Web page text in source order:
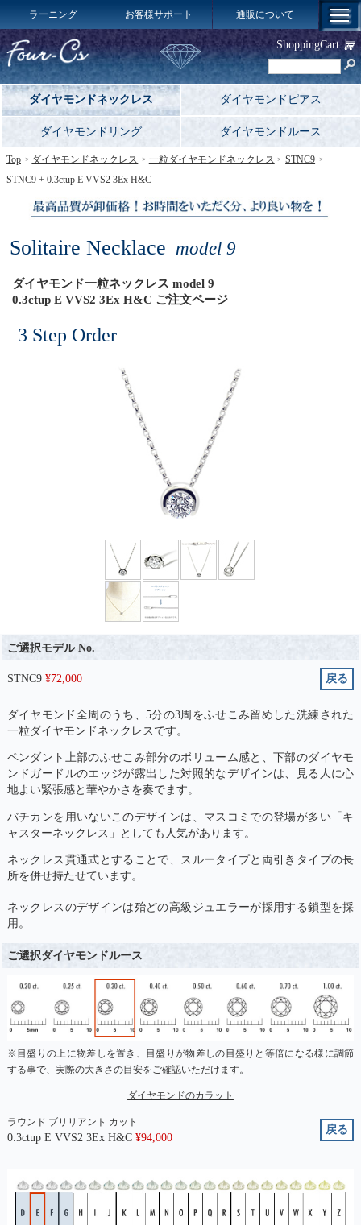
ラーニング お客様サポート 通販について
ダイヤモンドネックレス ダイヤモンドピアス
ダイヤモンドリング ダイヤモンドルース
Solitaire Necklace model 9
ダイヤモンド一粒ネックレス model 9
0.3ctup E VVS2 3Ex H&C ご注文ページ
3 Step Order
ご選択モデル No.
STNC9 ¥72,000 戻る
ダイヤモンド全周のうち、5分の3周をふせこみ留めした洗練された
一粒ダイヤモンドネックレスです。
ペンダント上部のふせこみ部分のボリューム感と、下部のダイヤモ
ンドガードルのエッジが露出した対照的なデザインは、見る人に心
地よい緊張感と華やかさを奏でます。
バチカンを用いないこのデザインは、マスコミでの登場が多い「キ
ャスターネックレス」としても人気があります。
ネックレス貫通式とすることで、スルータイプと両引きタイプの長
所を併せ持たせています。
ネックレスのデザインは殆どの高級ジュエラーが採用する鎖型を採
用。
ご選択ダイヤモンドルース
※目盛りの上に物差しを置き、目盛りが物差しの目盛りと等倍になる様に調節
する事で、実際の大きさの目安をご確認いただけます。
ダイヤモンドのカラット
ラウンド ブリリアント カット
0.3ctup E VVS2 3Ex H&C ¥94,000
戻る
Top ダイヤモンドネックレス 一粒ダイヤモンドネックレス
STNC9
STNC9 + 0.3ctup E VVS2 3Ex H&C
ShoppingCart